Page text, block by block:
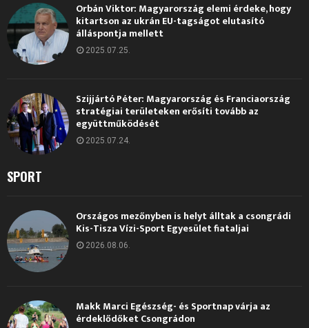
Orbán Viktor: Magyarország elemi érdeke, hogy
kitartson az ukrán EU-tagságot elutasító
álláspontja mellett
2025.07.25.
Szijjártó Péter: Magyarország és Franciaország
stratégiai területeken erősíti tovább az
együttműködését
2025.07.24.
SPORT
Országos mezőnyben is helyt álltak a csongrádi
Kis-Tisza Vízi-Sport Egyesület fiataljai
2026.08.06.
Makk Marci Egészség- és Sportnap várja az
érdeklődőket Csongrádon